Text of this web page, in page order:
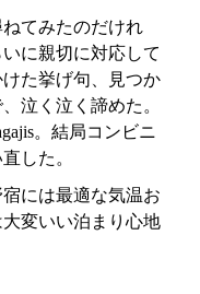
てみたのだけれ
に親切に対応して
た挙げ句、見つか
泣く泣く諦めた。
。結局コンビニ
した。
には最適な気温お
変いい泊まり心地